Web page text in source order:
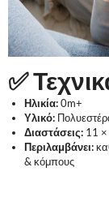
✅
Ηλικία:0m+
Υλικό:
Διαστάσεις: 11 ×
Περιλαμβάνει:
& κόμπους